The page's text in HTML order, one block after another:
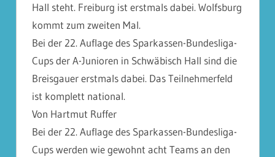
Hall steht. Freiburg ist erstmals dabei. Wolfsburg
kommt zum zweiten Mal.
Bei der 22. Auflage des Sparkassen-Bundesliga-
Cups der A-Junioren in Schwäbisch Hall sind die
Breisgauer erstmals dabei. Das Teilnehmerfeld
ist komplett national.
Von Hartmut Ruffer
Bei der 22. Auflage des Sparkassen-Bundesliga-
Cups werden wie gewohnt acht Teams an den